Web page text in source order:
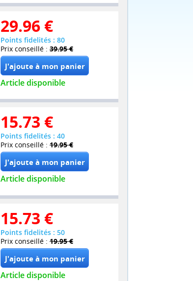
29.96 €
Points fidelités : 80
Prix conseillé : 39.95 €
Article disponible
15.73 €
Points fidelités : 40
Prix conseillé : 19.95 €
Article disponible
15.73 €
Points fidelités : 50
Prix conseillé : 19.95 €
Article disponible